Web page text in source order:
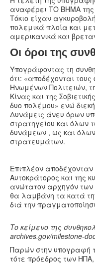
αναφέρει ΤΟ ΒΗΜΑ της
Τόκιο είχαν
πολεμικά πλοία και
αμερικανικά και
Οι όροι της
Υπογράφοντας τη
ότι: «αποδέχονται
Ηνωμένων Πολιτειών,
Κίνας και της
δυο πολέμου» ενώ
Δυνάμεις άνευ όρων
στρατηγείου και όλων
δυνάμεων , ως και
στρατευμάτων.
Επιπλέον
Αυτοκράτορος και της
ανώτατον αρχηγόν
θα λαμβάνη τα κατά
διά την
Το κείμενο της
archives.gov/milestone-
Παρών στην υπογραφή
τότε πρόεδρος των